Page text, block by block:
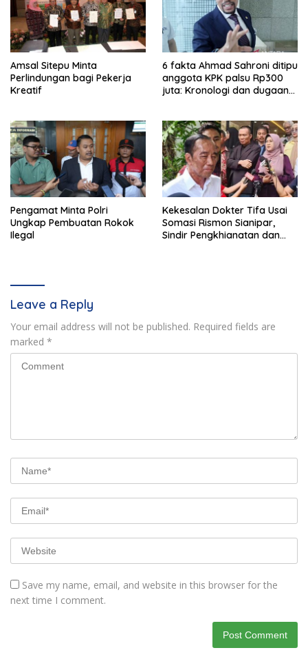
Amsal Sitepu Minta
Perlindungan bagi Pekerja
Kreatif
6 fakta Ahmad Sahroni ditipu
anggota KPK palsu Rp300
juta: Kronologi dan dugaan
Pengamat Minta Polri
Ungkap Pembuatan Rokok
Ilegal
Kekesalan Dokter Tifa Usai
Somasi Rismon Sianipar,
Sindir Pengkhianatan dan
Leave a Reply
Your email address will not be published. Required fields are
marked *
Save my name, email, and website in this browser for the
next time I comment.